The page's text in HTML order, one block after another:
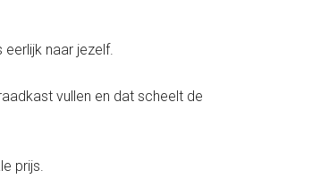
naar jezelf.
vullen en dat scheelt de
prijs.